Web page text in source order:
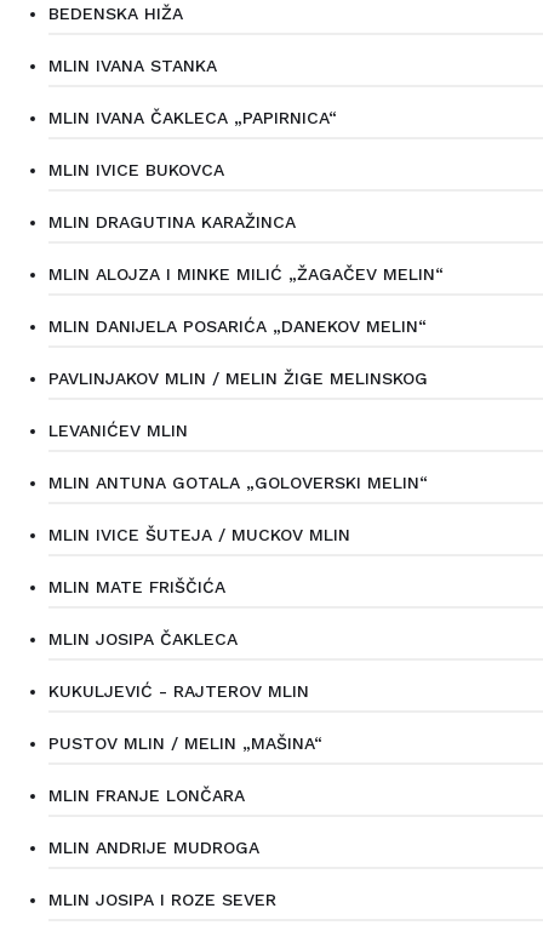
BEDENSKA HIŽA
MLIN IVANA STANKA
MLIN IVANA ČAKLECA „PAPIRNICA“
MLIN IVICE BUKOVCA
MLIN DRAGUTINA KARAŽINCA
MLIN ALOJZA I MINKE MILIĆ „ŽAGAČEV MELIN“
MLIN DANIJELA POSARIĆA „DANEKOV MELIN“
PAVLINJAKOV MLIN / MELIN ŽIGE MELINSKOG
LEVANIĆEV MLIN
MLIN ANTUNA GOTALA „GOLOVERSKI MELIN“
MLIN IVICE ŠUTEJA / MUCKOV MLIN
MLIN MATE FRIŠČIĆA
MLIN JOSIPA ČAKLECA
KUKULJEVIĆ - RAJTEROV MLIN
PUSTOV MLIN / MELIN „MAŠINA“
MLIN FRANJE LONČARA
MLIN ANDRIJE MUDROGA
MLIN JOSIPA I ROZE SEVER